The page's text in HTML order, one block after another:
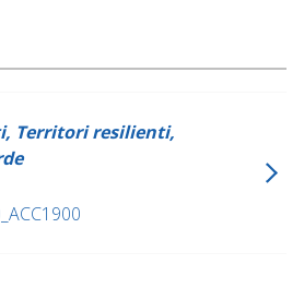
Territori resilienti,